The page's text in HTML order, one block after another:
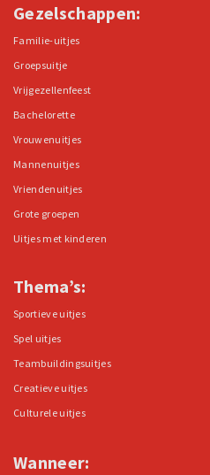
Gezelschappen:
Familie-uitjes
Groepsuitje
Vrijgezellenfeest
Bachelorette
Vrouwenuitjes
Mannenuitjes
Vriendenuitjes
Grote groepen
Uitjes met kinderen
Thema’s:
Sportieve uitjes
Spel uitjes
Teambuildingsuitjes
Creatieve uitjes
Culturele uitjes
Wanneer: